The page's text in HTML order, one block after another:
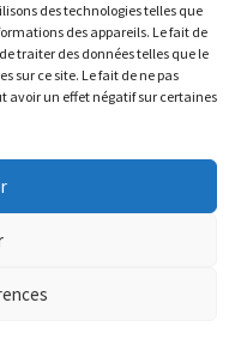
des technologies telles que
des appareils. Le fait de
traiter des données telles que le
sur ce site. Le fait de ne pas
avoir un effet négatif sur certaines
du 30 juillet au 17 août
à partir du 18
closed from july 30th to
will start shipping on
LP (picture